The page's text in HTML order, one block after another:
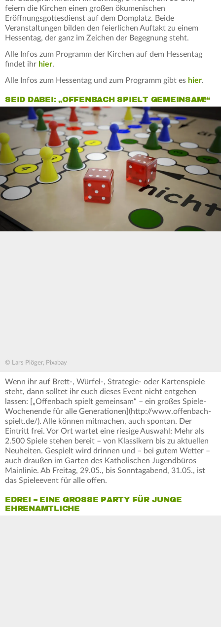
feiern die Kirchen einen großen ökumenischen
Eröffnungsgottesdienst auf dem Domplatz. Beide
Veranstaltungen bilden den feierlichen Auftakt zu einem
Hessentag, der ganz im Zeichen der Begegnung steht.
Alle Infos zum Programm der Kirchen auf dem Hessentag
findet ihr hier.
Alle Infos zum Hessentag und zum Programm gibt es hier.
SEID DABEI: „OFFENBACH SPIELT GEMEINSAM!“
© Lars Plöger, Pixabay
Wenn ihr auf Brett-, Würfel-, Strategie- oder Kartenspiele
steht, dann solltet ihr euch dieses Event nicht entgehen
lassen: [„Offenbach spielt gemeinsam“ – ein großes Spiele-
Wochenende für alle Generationen](http://www.offenbach-
spielt.de/). Alle können mitmachen, auch spontan. Der
Eintritt frei. Vor Ort wartet eine riesige Auswahl: Mehr als
2.500 Spiele stehen bereit – von Klassikern bis zu aktuellen
Neuheiten. Gespielt wird drinnen und – bei gutem Wetter –
auch draußen im Garten des Katholischen Jugendbüros
Mainlinie. Ab Freitag, 29.05., bis Sonntagabend, 31.05., ist
das Spieleevent für alle offen.
EDREI – EINE GROSSE PARTY FÜR JUNGE E
HRENAMTLICHE